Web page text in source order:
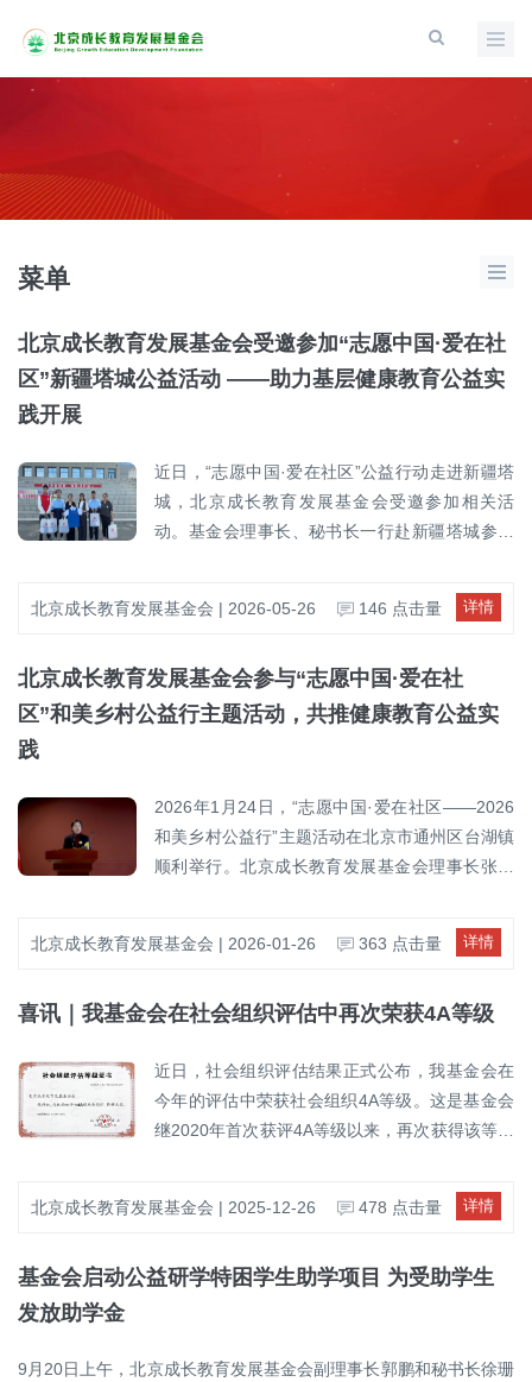
菜单
北京成长教育发展基金会受邀参加“志愿中国·爱在社
区”新疆塔城公益活动 ——助力基层健康教育公益实
践开展
近日，“志愿中国·爱在社区”公益行动走进新疆塔
城，北京成长教育发展基金会受邀参加相关活
动。基金会理事长、秘书长一行赴新疆塔城参与
此次活动围绕校园公益、健康理念传播及体育文
化互动等内容开展，通过公益捐赠、足球互动及
关怀与公益活力。活动期间，中国明星足球队代
表及中华志愿者协会社区工作委员会志愿服务队
园活动开展和学生健康成长。北京成长教育发展
基金会于今年资助支持了“志愿中国·爱在社区”和
美乡村公益行健康教育公益项目。项目围绕“健康
育活动，通过宣讲与实践相结合的方式，推动科
康素养与健康意识。基金会希望通过持续支持基
资源向基层地区延伸，帮助更多群众特别是青少
年群体树立科学健康理念，增强健康意识与自我
管理能力。未来，基金会也将继续关注基层健康
国”建设贡献公益力量。
北京成长教育发展基金会 | 2026-05-26 详情
146 点击量
北京成长教育发展基金会参与“志愿中国·爱在社
区”和美乡村公益行主题活动，共推健康教育公益实
践
2026年1月24日，“志愿中国·爱在社区——2026
和美乡村公益行”主题活动在北京市通州区台湖镇
顺利举行。北京成长教育发展基金会理事长张文
务、医疗健康及社会工作等领域的代表共同参
与，围绕社区健康公益行动与志愿服务实践展开
乡村公益行”为总体框架，聚焦社区健康公益行
式，集中呈现志愿服务在社区治理、公共服务以
及健康相关领域的实践进展。活动系统回顾了
2024—2025年度项目实施情况，展示了相关志愿
性成果。 北京成长教育发展基金会作为长期关注
学校与社区健康教育的公益组织，自2024年起参
关活动，持续跟进项目在健康知识普及进校园及
区场景中的实际落地情况，支持相关志愿服务有
北京成长教育发展基金会 | 2026-01-26 详情
363 点击量
喜讯｜我基金会在社会组织评估中再次荣获4A等级
近日，社会组织评估结果正式公布，我基金会在
今年的评估中荣获社会组织4A等级。这是基金会
继2020年首次获评4A等级以来，再次获得该等级
部治理、业务活动、财务管理、信息公开以及社
会影响等多方面进行的综合性、专业化评估，旨
公信力。此次荣获4A等级，是对我基金会在过去
章程，持续完善内部管理制度，不断提升项目管
北京成长教育发展基金会 | 2025-12-26 详情
478 点击量
基金会启动公益研学特困学生助学项目 为受助学生
发放助学金
9月20日上午，北京成长教育发展基金会副理事长郭鹏和秘书长徐珊